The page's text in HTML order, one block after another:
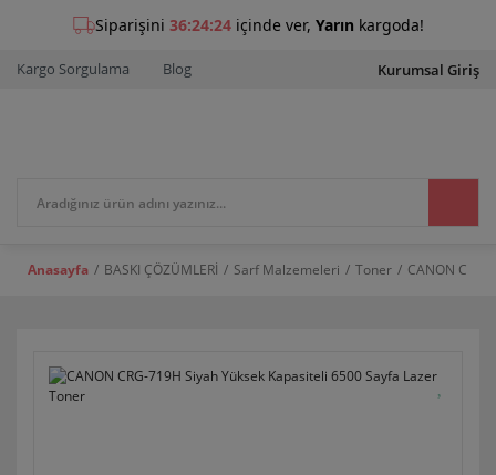
Kargo Sorgulama Blog Kurumsal Giriş
Anasayfa BASKI ÇÖZÜMLERİ Sarf Malzemeleri Toner CANON